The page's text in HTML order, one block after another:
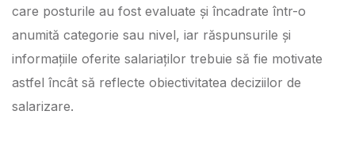
care posturile au fost evaluate și încadrate într-o
anumită categorie sau nivel, iar răspunsurile și
informațiile oferite salariaților trebuie să fie motivate
astfel încât să reflecte obiectivitatea deciziilor de
salarizare.